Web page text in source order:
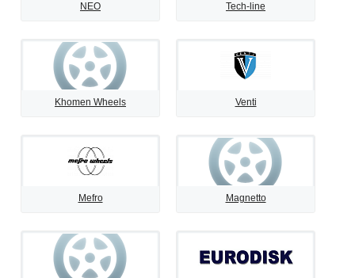
NEO Tech-line
Khomen Wheels Venti
Mefro Magnetto